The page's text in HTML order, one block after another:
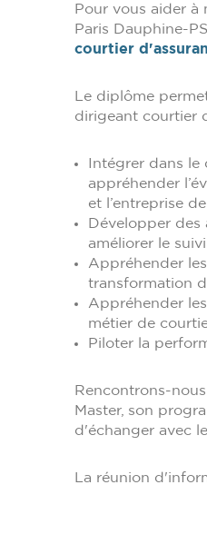
Pour vous aider
Paris Dauphine-
courtier
Le diplôme
dirigeant courtier
Intégrer dans
appréhender
et l’entreprise
Développer des
améliorer le suivi.
Appréhender
transformation
Appréhender
métier de
Piloter la
Rencontrons-
Master, son
d'échanger avec
La réunion